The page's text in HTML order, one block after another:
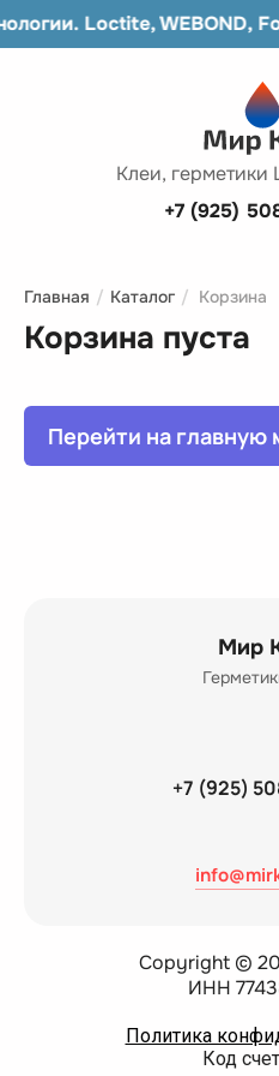
Loctite, WEBOND,
Клеи, герметики
+7 (925)
Главная / Каталог / Корзина
Корзина пуста
Перейти на главную
Мир
+7 (925)
Copyright ©
ИНН
Политика
Код